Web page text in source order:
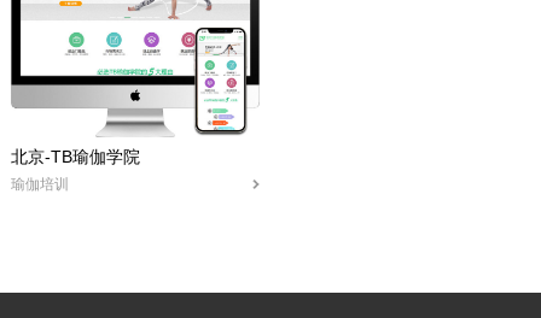
北京-TB瑜伽学院
瑜伽培训